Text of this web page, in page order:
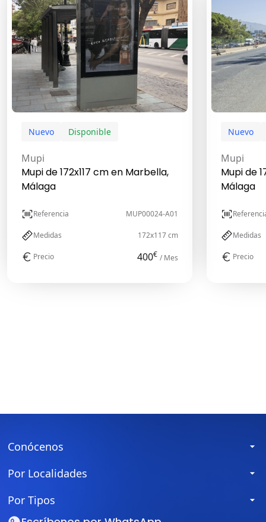
Nuevo Disponible
Mupi
Mupi de 172x117 cm en Marbella,
Málaga
Referencia MUP00024-A01
Medidas 172x117 cm
Precio 400€ / Mes
Nuevo
Mupi
Mupi de
Málaga
Medidas
Precio
Conócenos
Por Localidades
Por Tipos